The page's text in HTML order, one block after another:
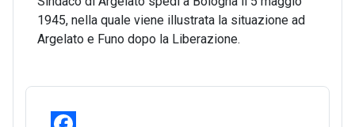
1945, nella quale viene illustrata la situazione ad
Argelato e Funo dopo la Liberazione.